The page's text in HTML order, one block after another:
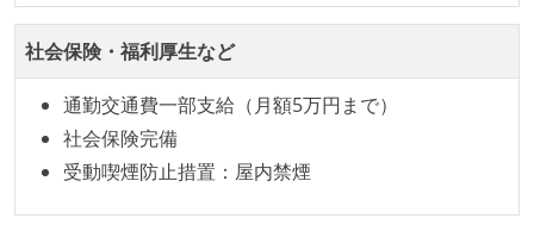
が実行される環境が構築されている
テストの実施度
ほとんどのプロダクトコードに単体テストを記述、実
施している
ほとんどの機能に受け入れテストを記述、実施してい
る
社会保険・福利厚生など
通勤交通費一部支給（月額5万円まで）
社会保険完備
受動喫煙防止措置：屋内禁煙